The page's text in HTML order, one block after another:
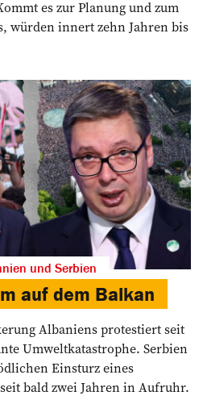
es zur Planung und zum
würden innert zehn Jahren bis
und Serbien
auf dem Balkan
Albaniens protestiert seit
Umweltkatastrophe. Serbien
Einsturz eines
bald zwei Jahren in Aufruhr.